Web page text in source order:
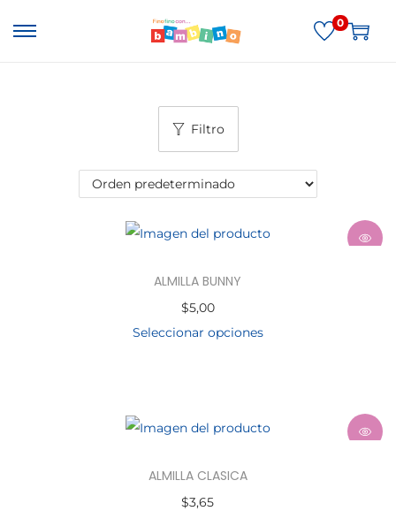
0
Filtro
ALMILLA BUNNY
$5,00
Seleccionar opciones
ALMILLA CLASICA
$3,65